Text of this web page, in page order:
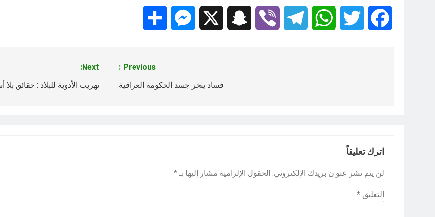
Facebook
Twitter
WhatsApp
Telegram
Viber
Snapchat
Messenger
Previous:
فساد ينخر جسد الحكومة العراقية
Next:
تهريب الأدوية للبلاد : حقائق بلا
اترك تعليقاً
لن يتم نشر عنوان بريدك الإلكتروني. الحقول الإلزامية مشار إليها بـ *
التعليق *